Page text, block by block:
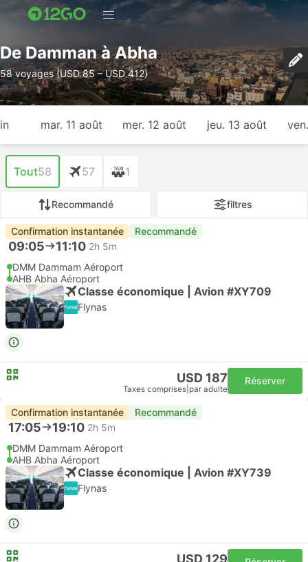
De Damman à Abha
58 voyages (USD 85 – USD 412)
mar. 11 août mer. 12 août jeu. 13 août
Tout58 57 1
Recommandé filtres
Confirmation instantanée Recommandé
09:05 11:10 2h 5m
DMM Dammam Aéroport
AHB Abha Aéroport
Classe économique | Avion #XY709
Flynas
USD 187
Taxes comprises par adulte
Réserver
Confirmation instantanée Recommandé
17:05 19:10 2h 5m
DMM Dammam Aéroport
AHB Abha Aéroport
Classe économique | Avion #XY739
Flynas
USD 129